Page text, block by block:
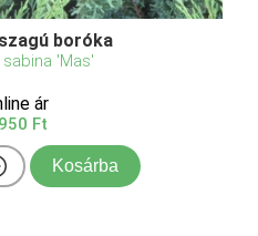
boróka
'Mas'
ár
Ft
Kosárba